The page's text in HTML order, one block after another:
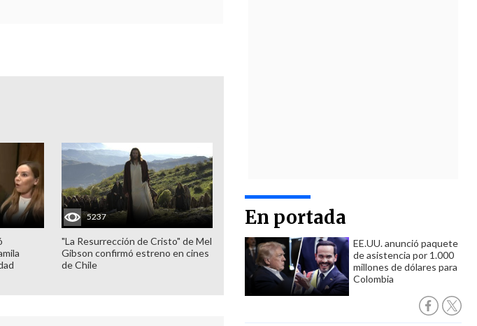
En portada
EE.UU. anunció paquete
de asistencia por 1.000
millones de dólares para
Colombia
5237
"La Resurrección de Cristo" de Mel
Gibson confirmó estreno en cines
de Chile